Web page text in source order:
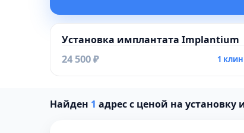
Установка имплантата Implantium
24 500 ₽ 1
Найден 1 адрес с ценой на